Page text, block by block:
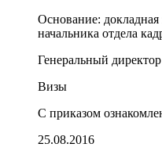
Основание:
начальника отдела
Генеральный
Визы
С приказом
25.08.2016